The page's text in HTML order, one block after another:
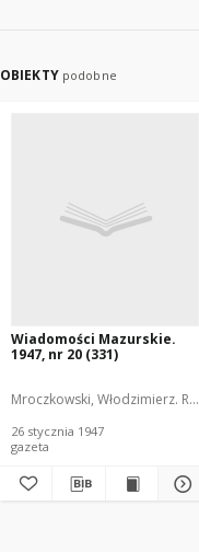
OBIEKTY podobne
Wiadomości Mazurskie.
1947, nr 20 (331)
Mroczkowski, Włodzimierz. Red.
26 stycznia 1947
gazeta